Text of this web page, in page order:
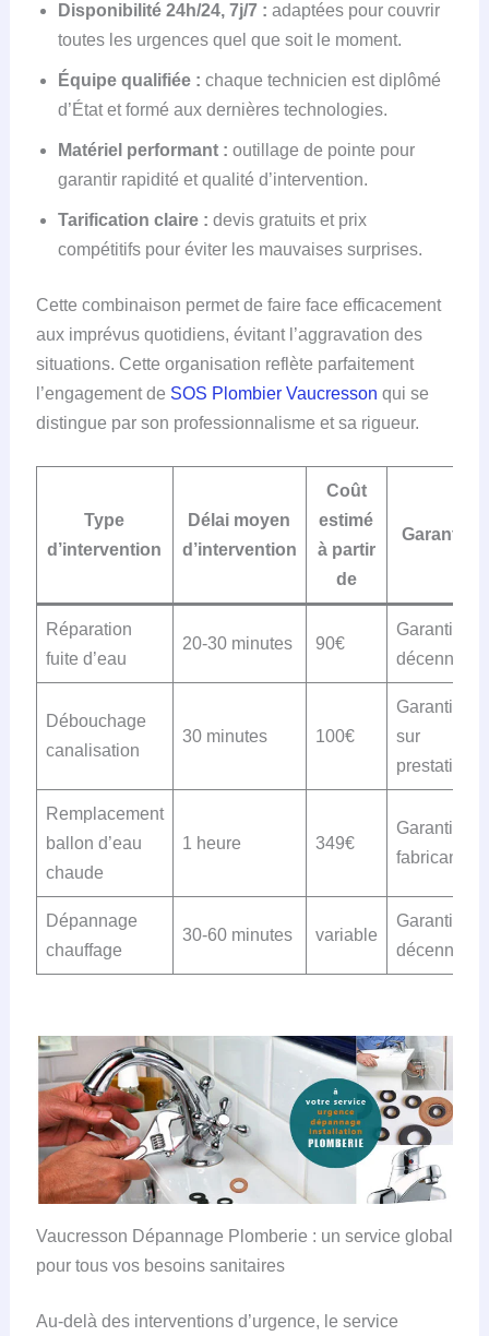
Disponibilité 24h/24, 7j/7 : adaptées pour couvrir
toutes les urgences quel que soit le moment.
Équipe qualifiée : chaque technicien est diplômé
d’État et formé aux dernières technologies.
Matériel performant : outillage de pointe pour
garantir rapidité et qualité d’intervention.
Tarification claire : devis gratuits et prix
compétitifs pour éviter les mauvaises surprises.
Cette combinaison permet de faire face efficacement
aux imprévus quotidiens, évitant l’aggravation des
situations. Cette organisation reflète parfaitement
l’engagement de SOS Plombier Vaucresson qui se
distingue par son professionnalisme et sa rigueur.
Type
d’intervention
Délai moyen
d’intervention
Coût
estimé
à partir
de
Garantie
Réparation
fuite d’eau
20-30 minutes 90€
Garantie
décennale
Débouchage
canalisation
30 minutes 100€
Garantie
sur
prestation
Remplacement
ballon d’eau
chaude
1 heure 349€
Garantie
fabricant
Dépannage
chauffage
30-60 minutes variable
Garantie
décennale
Vaucresson Dépannage Plomberie : un service global
pour tous vos besoins sanitaires
Au-delà des interventions d’urgence, le service